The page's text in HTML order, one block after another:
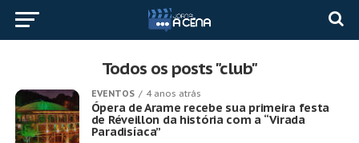
Todos os posts "club"
EVENTOS 4 anos atrás
Ópera de Arame recebe sua primeira festa
de Réveillon da história com a “Virada
Paradisíaca”